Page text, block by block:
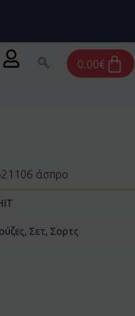
0.00€Cart
άσπρο
, Σετ, Σορτς